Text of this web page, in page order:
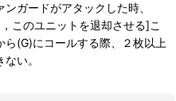
ガードがアタックした時、
このユニットを退却させる]こ
(G)にコールする際、２枚以上
い。